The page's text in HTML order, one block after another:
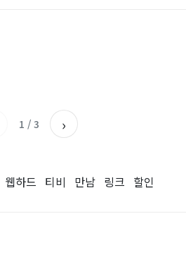
1 / 3 ›
웹하드 티비 만남 링크 할인